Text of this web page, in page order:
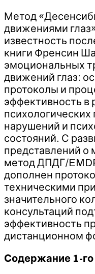
Метод
движениями
известность
книги Френсин
эмоциональных
движений глаз:
протоколы и
эффективность в
нарушений и
состояний. С
представлений о
метод ДПДГ/
дополнен
техническими
значительного
консультаций
эффективность
дистанционном
Содержание 1-